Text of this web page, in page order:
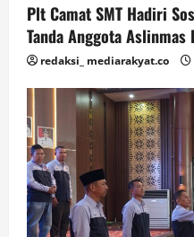
Plt Camat SMT Hadiri
Tanda Anggota Aslinmas
redaksi_ mediarakyat.co